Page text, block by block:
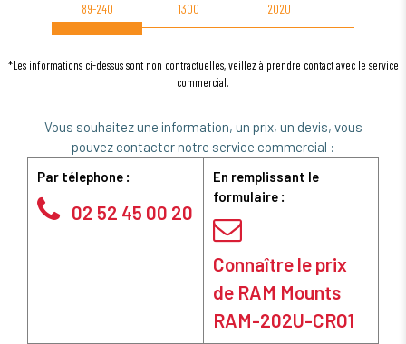
89-240
1300
202U
*Les informations ci-dessus sont non contractuelles, veillez à prendre contact avec le service
commercial.
Vous souhaitez une information, un prix, un devis, vous
pouvez contacter notre service commercial :
Par télephone :
02 52 45 00 20
En remplissant le
formulaire :
Connaître le prix
de RAM Mounts
RAM-202U-CRO1